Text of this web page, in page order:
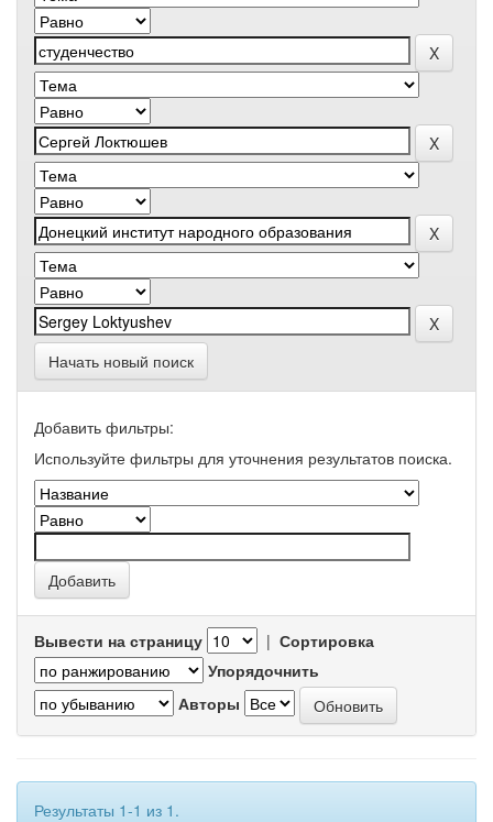
Начать новый поиск
Добавить фильтры:
Используйте фильтры для уточнения результатов поиска.
Вывести на страницу | Сортировка
Упорядочнить
Авторы
Результаты 1-1 из 1.